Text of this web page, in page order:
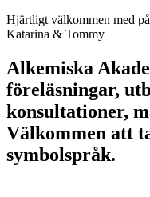
Hjärtligt välkommen med
Katarina & Tommy
Alkemiska
föreläsningar,
konsultationer,
Välkommen att
symbolspråk.